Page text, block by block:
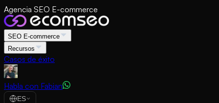
Agencia SEO E-commerce
SEO E-commerce
Recursos
Casos de éxito
Habla con Fabian
ES